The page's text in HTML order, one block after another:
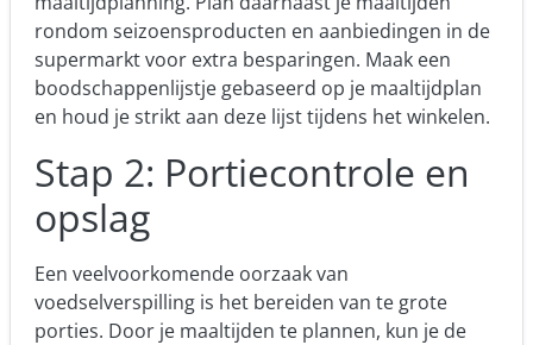
rondom seizoensproducten en aanbiedingen in de
supermarktvoor extra besparingen. Maak een
boodschappenlijstje gebaseerd op je maaltijdplan
en houd je strikt aan deze lijst tijdens het winkelen.
Stap 2: Portiecontrole en
opslag
Een veelvoorkomende oorzaak van
voedselverspilling is het bereiden van te grote
porties. Door je maaltijden te plannen, kun je de